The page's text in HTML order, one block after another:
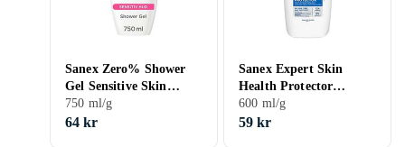
Sanex Zero% Shower
Gel Sensitive Skin
750ml
750 ml/g
64 kr
Sanex Expert Skin
Health Protector
Shower Gel 600ml
600 ml/g
59 kr